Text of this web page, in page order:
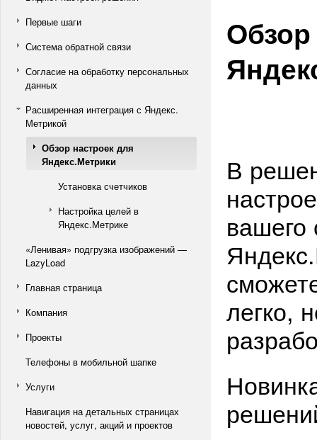
Первые шаги
Система обратной связи
Согласие на обработку персональных
данных
Расширенная интеграция с Яндекс.
Метрикой
Обзор настроек для
Яндекс.Метрики
Установка счетчиков
Настройка целей в
Яндекс.Метрике
«Ленивая» подгрузка изображений —
LazyLoad
Главная страница
Компания
Проекты
Телефоны в мобильной шапке
Услуги
Навигация на детальных страницах
новостей, услуг, акций и проектов
В
вашего
легко,